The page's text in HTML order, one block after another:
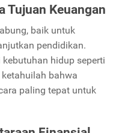
Tujuan Keuangan
baik untuk
pendidikan.
hidup seperti
bahwa
paling tepat untuk